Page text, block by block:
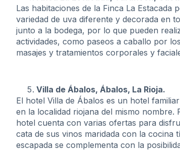
Las habitaciones de la Finca La Estacada
variedad de uva diferente y decorada en
junto a la bodega, por lo que pueden
actividades, como paseos a caballo por
masajes y tratamientos corporales y
Villa de Ábalos, Ábalos, La Rioja.
El hotel Villa de Ábalos es un hotel
en la localidad riojana del mismo
hotel cuenta con varias ofertas para
cata de sus vinos maridada con la cocina
escapada se complementa con la